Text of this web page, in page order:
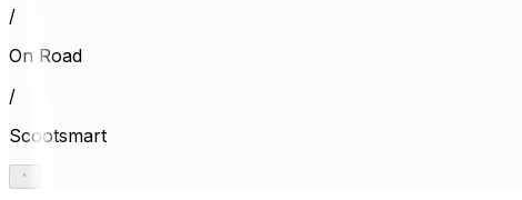
/
On Road
/
Scootsmart